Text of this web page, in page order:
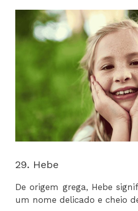
29. Hebe
De origem grega, Hebe
um nome delicado e cheio